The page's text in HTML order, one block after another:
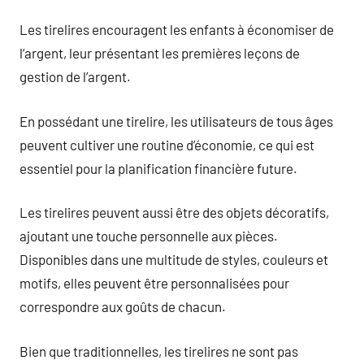
Les tirelires encouragent les enfants à économiser de
l’argent, leur présentant les premières leçons de
gestion de l’argent.
En possédant une tirelire, les utilisateurs de tous âges
peuvent cultiver une routine d’économie, ce qui est
essentiel pour la planification financière future.
Les tirelires peuvent aussi être des objets décoratifs,
ajoutant une touche personnelle aux pièces.
Disponibles dans une multitude de styles, couleurs et
motifs, elles peuvent être personnalisées pour
correspondre aux goûts de chacun.
Bien que traditionnelles, les tirelires ne sont pas